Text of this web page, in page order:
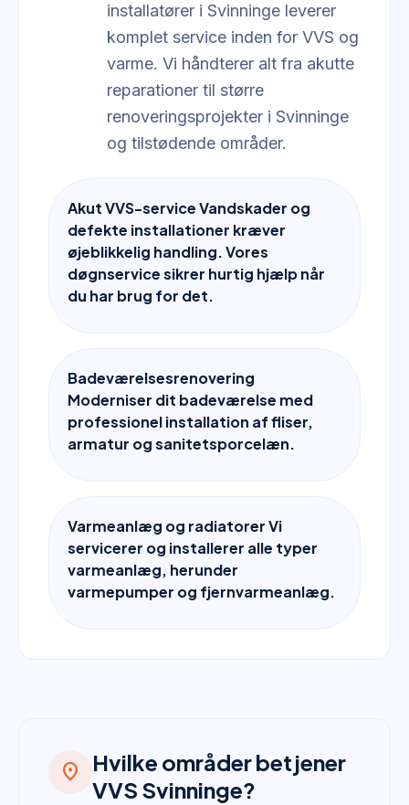
installatører i Svinninge leverer
komplet service inden for VVS og
varme. Vi håndterer alt fra akutte
reparationer til større
renoveringsprojekter i Svinninge
og tilstødende områder.
Akut VVS-service Vandskader og
defekte installationer kræver
øjeblikkelig handling. Vores
døgnservice sikrer hurtig hjælp når
du har brug for det.
Badeværelsesrenovering
Moderniser dit badeværelse med
professionel installation af fliser,
armatur og sanitetsporcelæn.
Varmeanlæg og radiatorer Vi
servicerer og installerer alle typer
varmeanlæg, herunder
varmepumper og fjernvarmeanlæg.
location_on
Hvilke områder betjener
VVS Svinninge?